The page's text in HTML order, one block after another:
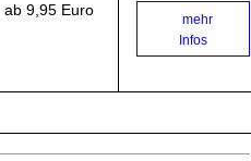
ab 9,95 Euro
mehr
Infos